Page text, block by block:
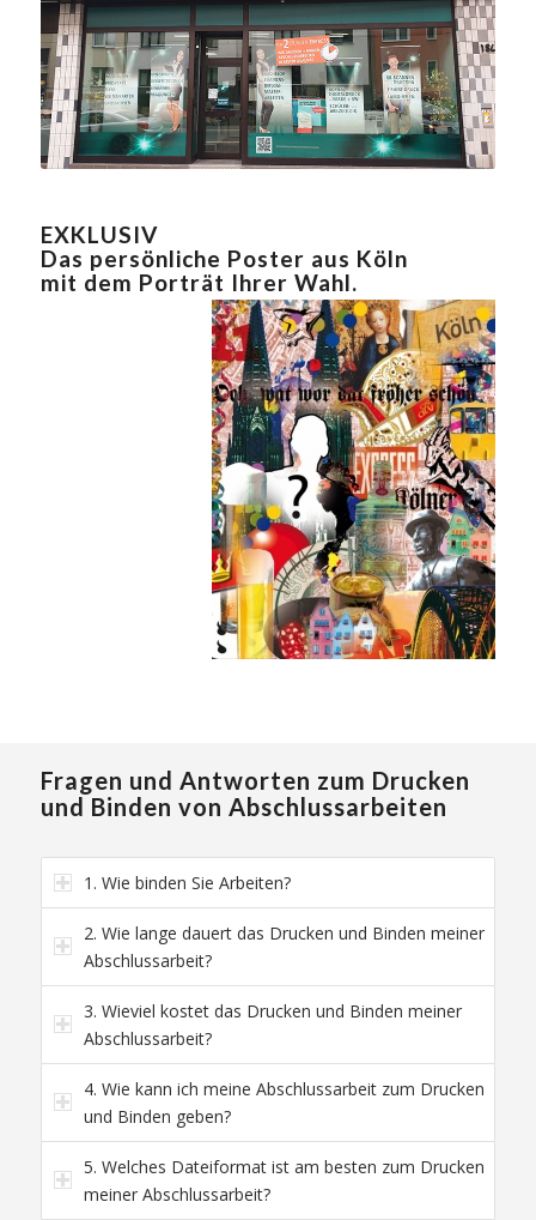
EXKLUSIV
Das persönliche Poster aus Köln
mit dem Porträt Ihrer Wahl.
Fragen und Antworten zum Drucken
und Binden von Abschlussarbeiten
1. Wie binden Sie Arbeiten?
2. Wie lange dauert das Drucken und Binden meiner
Abschlussarbeit?
3. Wieviel kostet das Drucken und Binden meiner
Abschlussarbeit?
4. Wie kann ich meine Abschlussarbeit zum Drucken
und Binden geben?
5. Welches Dateiformat ist am besten zum Drucken
meiner Abschlussarbeit?